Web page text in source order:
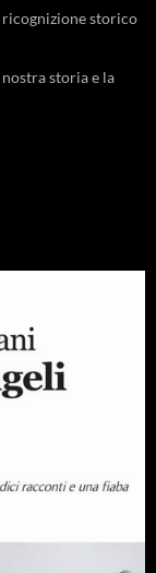
ricognizione storico
storia e la